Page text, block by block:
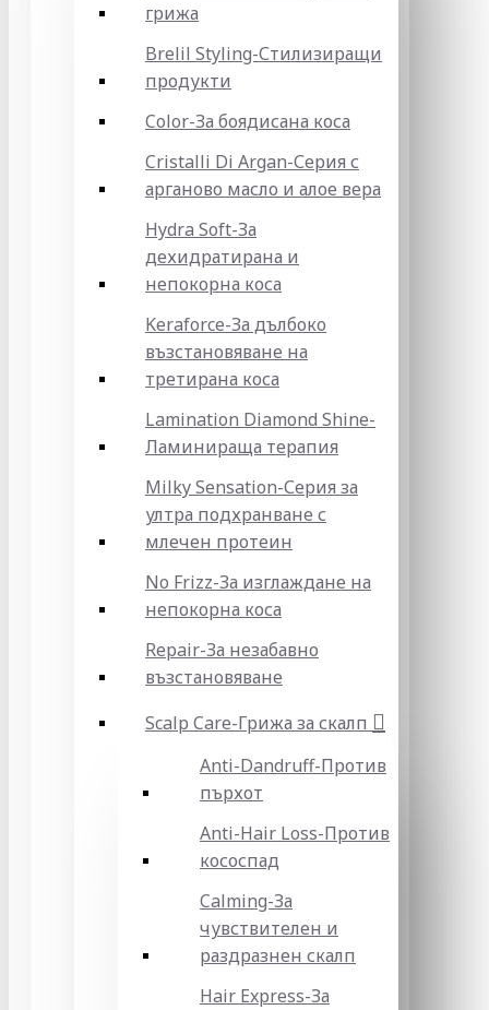
грижа
Brelil Styling-Стилизиращи
продукти
Color-За боядисана коса
Cristalli Di Argan-Серия с
арганово масло и алое вера
Hydra Soft-За
дехидратирана и
непокорна коса
Keraforce-За дълбоко
възстановяване на
третирана коса
Lamination Diamond Shine-
Ламинираща терапия
Milky Sensation-Серия за
ултра подхранване с
млечен протеин
No Frizz-За изглаждане на
непокорна коса
Repair-За незабавно
възстановяване
Scalp Care-Грижа за скалп
Anti-Dandruff-Против
пърхот
Anti-Hair Loss-Против
кососпад
Calming-За
чувствителен и
раздразнен скалп
Hair Express-За